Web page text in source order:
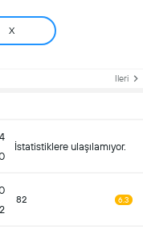
X
Ileri
4
İstatistiklere ulaşılamıyor.
2
82 6.3